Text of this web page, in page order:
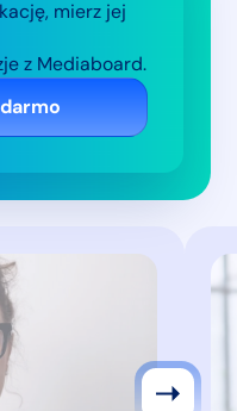
mierz jej
z Mediaboard.